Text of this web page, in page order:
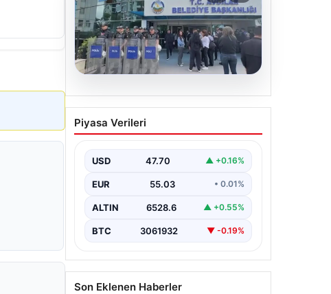
Avcılar Belediyesi’ne
operasyon. 12 şüpheli
Piyasa Verileri
USD 47.70 ▲ +0.16%
EUR 55.03 • 0.01%
ALTIN 6528.6 ▲ +0.55%
BTC 3061932 ▼ -0.19%
Son Eklenen Haberler